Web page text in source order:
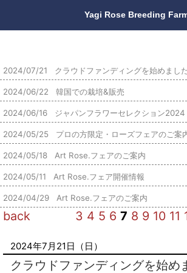
2024/07/21 クラウドファンディングを始めました
2024/06/22 韓国での栽培&販売
2024/06/16 ジャパンフラワーセレクション2024
2024/05/25 プロの方限定・ローズフェアのご案
2024/05/18 Art Rose.フェアのご案内
2024/05/11 Art Rose.フェア開催情報
2024/04/29 Art Rose.フェアのご案内
back 3 4 5 6 7 8 9 10 11
2024年7月21日（日）
クラウドファンディングを始め